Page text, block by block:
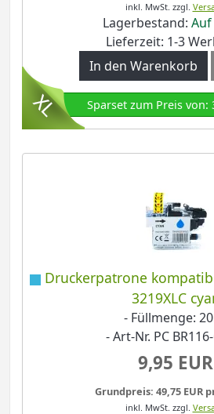
inkl. MwSt. zzgl.
Lagerbestand:
Lieferzeit: 1-3
In den Warenkorb
Sparset zum Preis von:
Druckerpatrone
3219XLC
- Füllmenge:
- Art-Nr. PC
9,95 EUR
Grundpreis: 49,75 EUR
inkl. MwSt. zzgl.